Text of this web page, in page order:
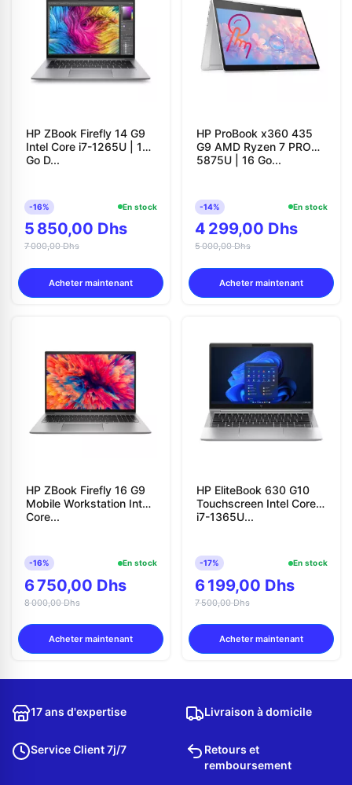
HP ZBook Firefly 14 G9
Intel Core i7-1265U | 16
Go D...
-16% En stock
5 850,00 Dhs
7 000,00 Dhs
Acheter maintenant
HP ProBook x360 435
G9 AMD Ryzen 7 PRO
5875U | 16 Go...
-14% En stock
4 299,00 Dhs
5 000,00 Dhs
Acheter maintenant
HP ZBook Firefly 16 G9
Mobile Workstation Intel
Core...
-16% En stock
6 750,00 Dhs
8 000,00 Dhs
Acheter maintenant
HP EliteBook 630 G10
Touchscreen Intel Core
i7-1365U...
-17% En stock
6 199,00 Dhs
7 500,00 Dhs
Acheter maintenant
17 ans d'expertise Livraison à domicile
Service Client 7j/7
Retours et
remboursement